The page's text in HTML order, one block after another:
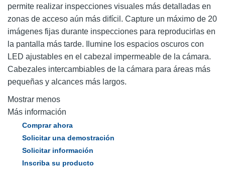
permite realizar inspecciones visuales más detalladas en
zonas de acceso aún más difícil. Capture un máximo de 20
imágenes fijas durante inspecciones para reproducirlas en
la pantalla más tarde. Ilumine los espacios oscuros con
LED ajustables en el cabezal impermeable de la cámara.
Cabezales intercambiables de la cámara para áreas más
pequeñas y alcances más largos.
Mostrar menos
Más información
Comprar ahora
Solicitar una demostración
Solicitar información
Inscriba su producto